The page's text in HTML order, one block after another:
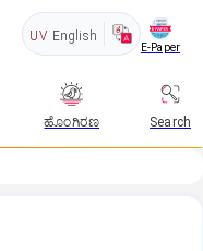
UV English
E-Paper
ಹೊಂಗಿರಣ Search